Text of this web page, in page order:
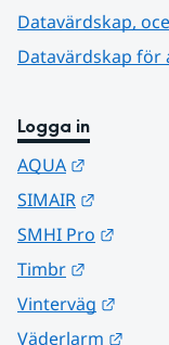
Datavärdskap,
Datavärdskap för
Logga in
AQUA
SIMAIR
SMHI Pro
Timbr
Vinterväg
Väderlarm